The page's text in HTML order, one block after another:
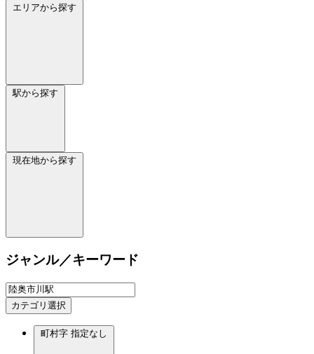
エリアから探す
駅から探す
現在地から探す
ジャンル／キーワード
カテゴリ選択
町村字 指定なし